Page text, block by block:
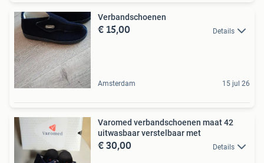
Verbandschoenen
€ 15,00 Details
Amsterdam 15 jul 26
Varomed verbandschoenen maat 42
uitwasbaar verstelbaar met
€ 30,00 Details